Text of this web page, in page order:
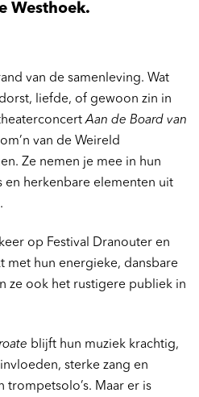
Westhoek.
van de samenleving. Wat
liefde, of gewoon zin in
Aan de Board van
van de Weireld
Ze nemen je mee in hun
herkenbare elementen uit
op Festival Dranouter en
met hun energieke, dansbare
ze ook het rustigere publiek in
blijft hun muziek krachtig,
sterke zang en
trompetsolo’s. Maar er is